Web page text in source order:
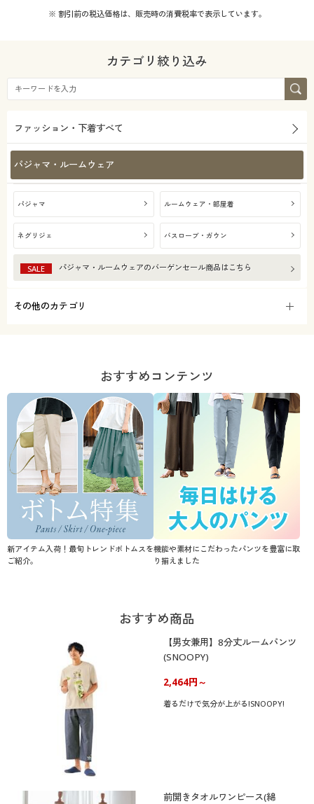
※ 割引前の税込価格は、販売時の消費税率で表示しています。
カテゴリ絞り込み
ファッション・下着すべて
パジャマ・ルームウェア
パジャマ ルームウェア・部屋着
ネグリジェ バスローブ・ガウン
SALE パジャマ・ルームウェアのバーゲンセール商品はこちら
その他のカテゴリ
おすすめコンテンツ
新アイテム入荷！最旬トレンドボトムスを
ご紹介。
機能や素材にこだわったパンツを豊富に取
り揃えました
おすすめ商品
【男女兼用】8分丈ルームパンツ
(SNOOPY)
2,464円～
着るだけで気分が上がる!SNOOPY!
前開きタオルワンピース(綿